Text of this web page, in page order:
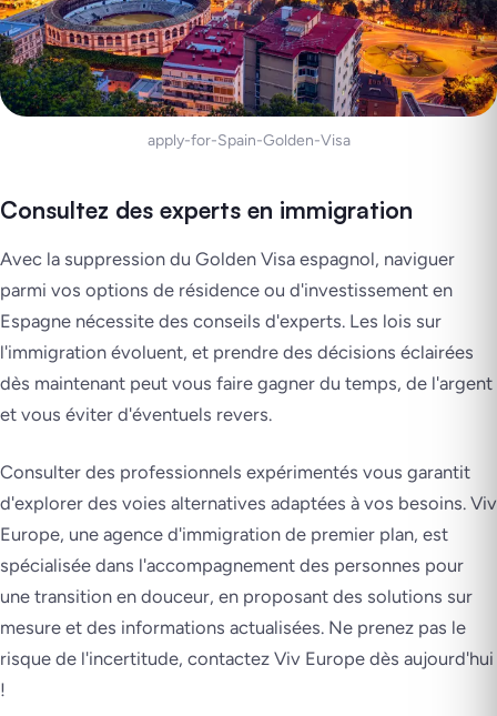
apply-for-Spain-Golden-Visa
Consultez des experts en immigration
Avec la suppression du Golden Visa espagnol, naviguer
parmi vos options de résidence ou d'investissement en
Espagne nécessite des conseils d'experts. Les lois sur
l'immigration évoluent, et prendre des décisions éclairées
dès maintenant peut vous faire gagner du temps, de l'argent
et vous éviter d'éventuels revers.
Consulter des professionnels expérimentés vous garantit
d'explorer des voies alternatives adaptées à vos besoins. Viv
Europe, une agence d'immigration de premier plan, est
spécialisée dans l'accompagnement des personnes pour
une transition en douceur, en proposant des solutions sur
mesure et des informations actualisées. Ne prenez pas le
risque de l'incertitude, contactez Viv Europe dès aujourd'hui
!